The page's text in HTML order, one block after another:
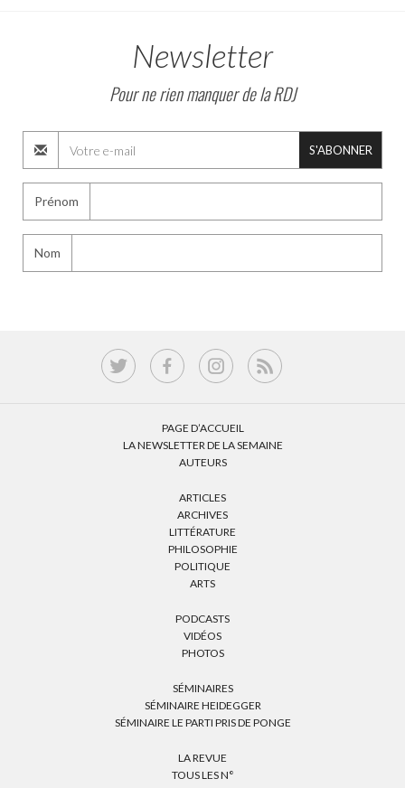
Newsletter
Pour ne rien manquer de la RDJ
S'ABONNER
Prénom
Nom
PAGE D’ACCUEIL
LA NEWSLETTER DE LA SEMAINE
AUTEURS
ARTICLES
ARCHIVES
LITTÉRATURE
PHILOSOPHIE
POLITIQUE
ARTS
PODCASTS
VIDÉOS
PHOTOS
SÉMINAIRES
SÉMINAIRE HEIDEGGER
SÉMINAIRE LE PARTI PRIS DE PONGE
LA REVUE
TOUS LES N°